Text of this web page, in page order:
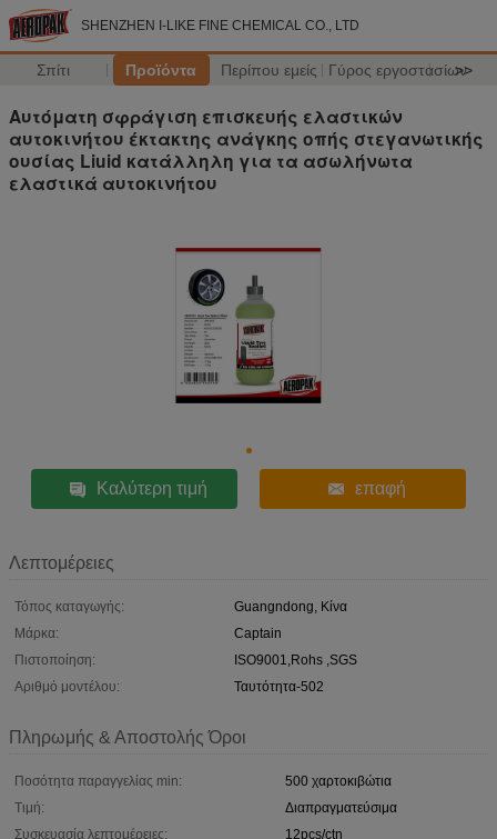
SHENZHEN I-LIKE FINE CHEMICAL CO., LTD
Σπίτι Προϊόντα Περίπου εμείς Γύρος εργοστασίων
>>
Αυτόματη σφράγιση επισκευής ελαστικών
αυτοκινήτου έκτακτης ανάγκης οπής στεγανωτικής
ουσίας Liuid κατάλληλη για τα ασωλήνωτα
ελαστικά αυτοκινήτου
Καλύτερη τιμή επαφή
Λεπτομέρειες
Τόπος καταγωγής:
Guangndong, Κίνα
Μάρκα:
Captain
Πιστοποίηση:
ISO9001,Rohs ,SGS
Αριθμό μοντέλου:
Ταυτότητα-502
Πληρωμής & Αποστολής Όροι
Ποσότητα παραγγελίας min:
500 χαρτοκιβώτια
Τιμή:
Διαπραγματεύσιμα
Συσκευασία λεπτομέρειες:
12pcs/ctn